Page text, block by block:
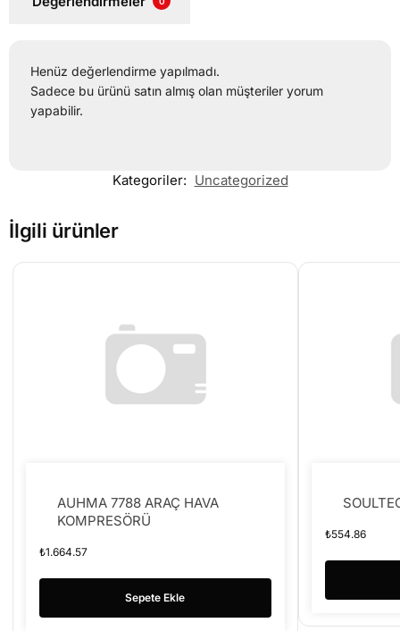
Henüz değerlendirme yapılmadı.
Sadece bu ürünü satın almış olan müşteriler yorum
yapabilir.
Kategoriler: Uncategorized
İlgili ürünler
AUHMA 7788 ARAÇ HAVA
KOMPRESÖRÜ
₺1.664.57
Sepete Ekle
₺554.86